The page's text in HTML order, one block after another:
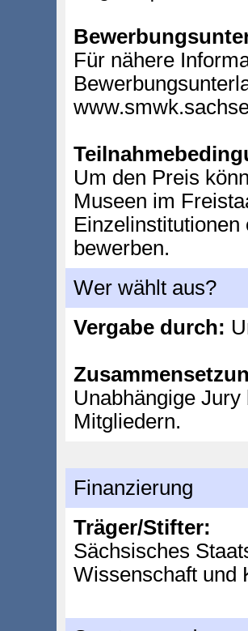
Für nähere
Um den Preis
Museen im
bewerben.
Wer wählt aus?
Vergabe durch:
Unabhängige
Mitgliedern.
Finanzierung
Träger/Stifter:
Sächsisches
Wissenschaft und